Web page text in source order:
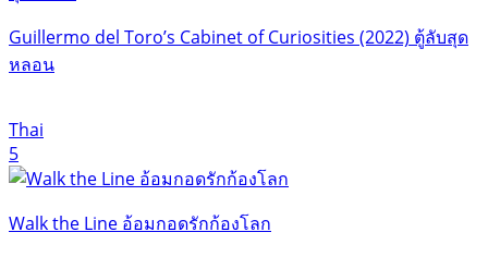
Guillermo del Toro’s Cabinet of Curiosities (2022) ตู้ลับสุด
หลอน
Thai
5
Walk the Line อ้อมกอดรักก้องโลก